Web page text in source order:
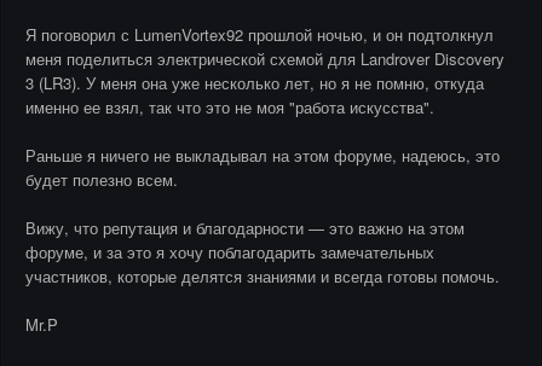
Я поговорил с LumenVortex92 прошлой ночью, и он подтолкнул
меня поделиться электрической схемой для Landrover Discovery
3 (LR3). У меня она уже несколько лет, но я не помню, откуда
именно ее взял, так что это не моя "работа искусства".
Раньше я ничего не выкладывал на этом форуме, надеюсь, это
будет полезно всем.
Вижу, что репутация и благодарности — это важно на этом
форуме, и за это я хочу поблагодарить замечательных
участников, которые делятся знаниями и всегда готовы помочь.
Mr.P